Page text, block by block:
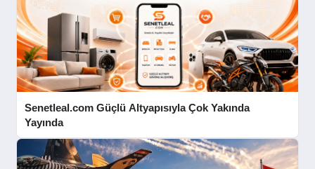
Senetleal.com Güçlü Altyapısıyla Çok Yakında
Yayında